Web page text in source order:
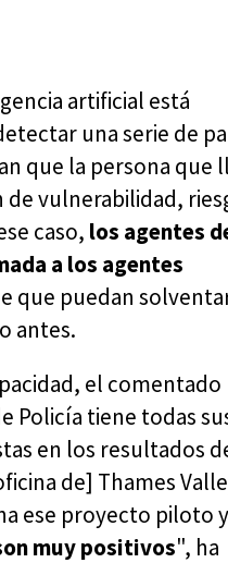
artificial está
una serie de
que la persona que
de vulnerabilidad,
caso, los agentes
a los agentes
que puedan
antes.
el comentado
Policía tiene todas
en los resultados
de] Thames
ese proyecto piloto y
muy positivos", ha